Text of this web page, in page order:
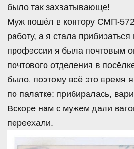
было так захватывающе!
Муж пошёл в контору СМП-
работу, а я стала
профессии я была почтовым
почтового отделения в
было, поэтому всё это время
по палатке: прибиралась,
Вскоре нам с мужем дали
переехали.